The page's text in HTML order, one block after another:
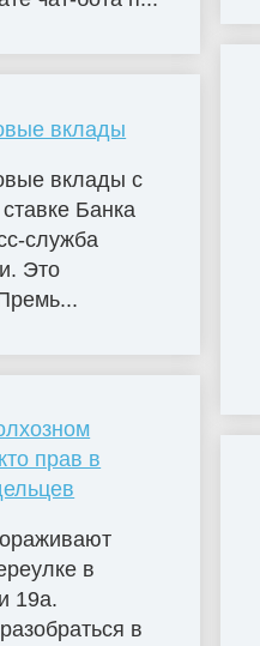
вклады
вклады с
Банка
служба
Это
прав в
в
19а.
в